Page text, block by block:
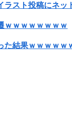
ｗｗｗｗｗｗｗｗ
た結果ｗｗｗｗｗ